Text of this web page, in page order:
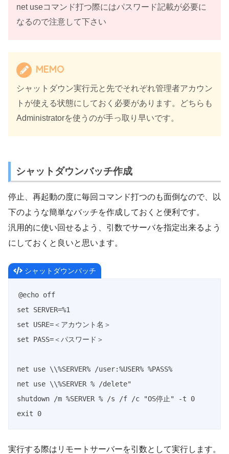
net useコマンド打つ際にはパスワード記載が必要に
なるので注意して下さい
MEMO
シャットダウン実行元と先でそれぞれ管理者アカウン
トが使える状態にしておく必要があります。どちらも
Administratorを使うのが手っ取り早いです。
シャットダウンバッチ作成
停止、再起動の度に毎回コマンド打つのも面倒なので、以
下のような簡単なバッチを作成しておくと便利です。
汎用的に使い回せるよう、引数でサーバを指定出来るよう
にしておくと良いと思います。
シャットダウンバッチ
@echo off
set SERVER=%1
set USRE=＜アカウント名＞
set PASS=＜パスワード＞
net use \\%SERVER% /user:%USER% %PASS%
net use \\%SERVER % /delete"
shutdown /m %SERVER % /s /f /c "OS停止" -t 0
exit 0
実行する際はリモートサーバーを引数として実行します。